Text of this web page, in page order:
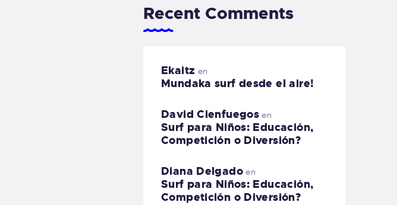
Recent Comments
Ekaitz en
Mundaka surf desde el aire!
David Cienfuegos en
Surf para Niños: Educación,
Competición o Diversión?
Diana Delgadoen
Surf para Niños: Educación,
Competición o Diversión?